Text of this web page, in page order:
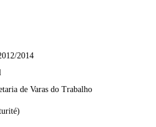
2014
de Varas do Trabalho